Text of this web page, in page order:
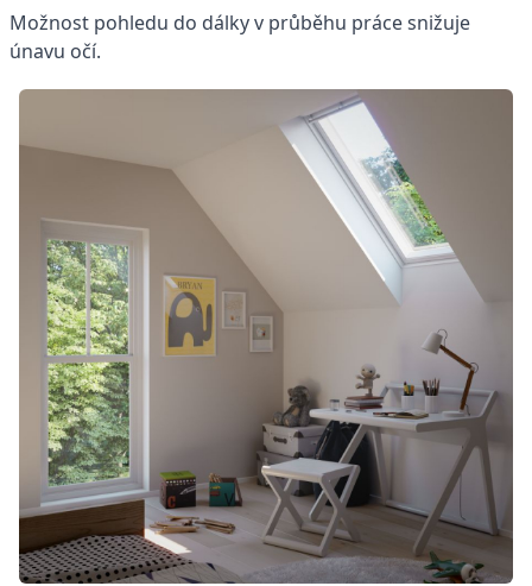
Možnost pohledu do dálky v průběhu práce snižuje
únavu očí.